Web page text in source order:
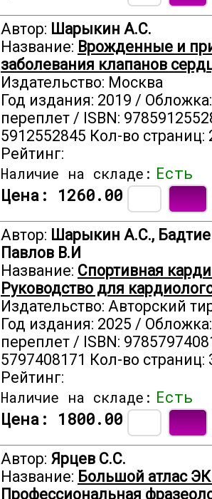
Автор: Шарыкин А.С.
Название: Врожденные и
заболевания клапанов
Издательство: Москва
Год издания: 2019 /
переплет / ISBN:
5912552845 Кол-во страниц:
Рейтинг:
Наличие на складе: Есть
Цена: 1260.00
Автор: Шарыкин А.С.,
Павлов В.И
Название: Спортивная
Руководство для
Издательство: Авторский
Год издания: 2025 /
переплет / ISBN:
5797408171 Кол-во страниц:
Рейтинг:
Наличие на складе: Есть
Цена: 1800.00
Автор: Ярцев С.С.
Название: Большой атлас
Профессиональная